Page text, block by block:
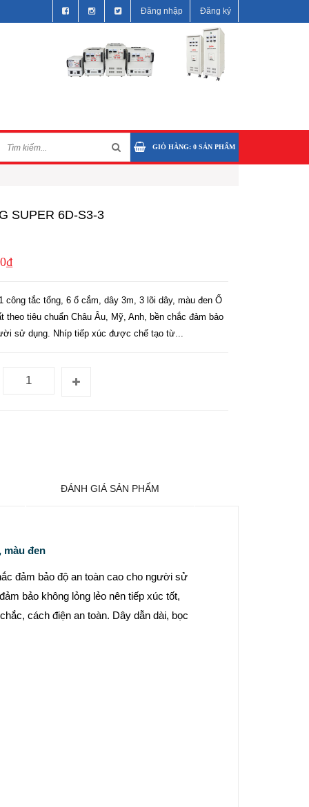
Đăng nhập Đăng ký
GIỎ HÀNG: 0 SẢN PHẨM
SUPER 6D-S3-3
công tắc tổng, 6 ổ cắm, dây 3m, 3 lõi dây, màu đen Ổ
theo tiêu chuẩn Châu Âu, Mỹ, Anh, bền chắc đảm bảo
sử dụng. Nhíp tiếp xúc được chế tạo từ...
ĐÁNH GIÁ SẢN PHẨM
màu đen
đảm bảo độ an toàn cao cho người sử
bảo không lỏng lẻo nên tiếp xúc tốt,
cách điện an toàn. Dây dẫn dài, bọc